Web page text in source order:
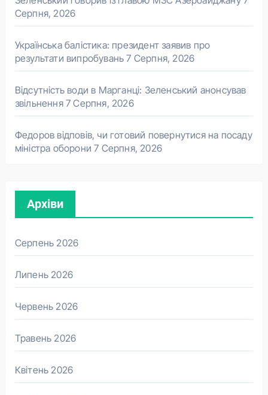
Серпня, 2026
Українська балістика: президент заявив про
результати випробувань 7 Серпня, 2026
Відсутність води в Марганці: Зеленський анонсував
звільнення 7 Серпня, 2026
Федоров відповів, чи готовий повернутися на посаду
міністра оборони 7 Серпня, 2026
Архіви
Серпень 2026
Липень 2026
Червень 2026
Травень 2026
Квітень 2026